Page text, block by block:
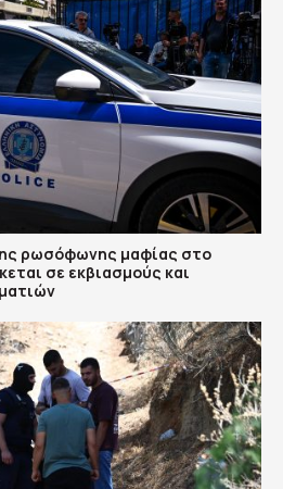
ρωσόφωνης μαφίας στο
σε εκβιασμούς και